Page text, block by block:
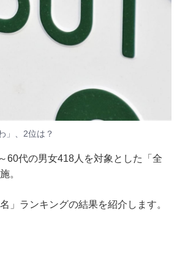
」、2位は？
60代の男女418人を対象とした「全
。
」ランキングの結果を紹介します。